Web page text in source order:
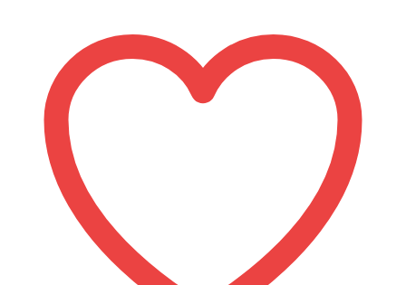
60V1500W